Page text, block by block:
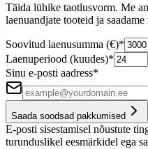
Täida lühike taotlusvorm. Me
laenuandjate tooteid ja
Soovitud laenusumma (€)*
Laenuperiood (kuudes)*
Sinu e-posti aadress*
Saada soodsad pakkumised
E-posti sisestamisel nõustute
turunduslikel eesmärkidel ega